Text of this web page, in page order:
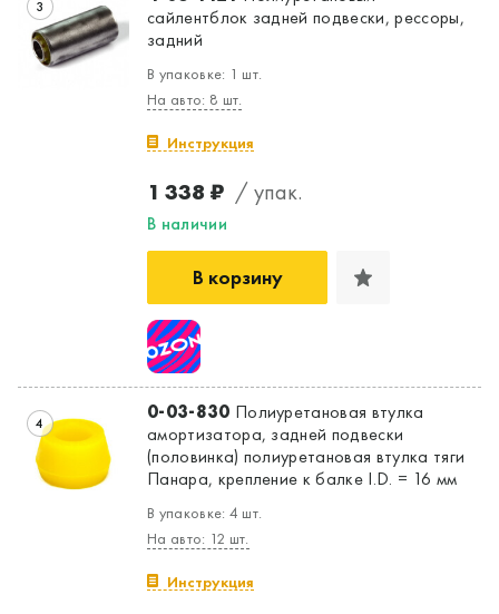
Да, верно
3
сайлентблок задней подвески, рессоры,
задний
В упаковке: 1 шт.
На авто: 8 шт.
Инструкция
1 338 ₽ / упак.
В наличии
В корзину
4 0-03-830 Полиуретановая втулка
амортизатора, задней подвески
(половинка) полиуретановая втулка тяги
Панара, крепление к балке I.D. = 16 мм
В упаковке: 4 шт.
На авто: 12 шт.
Инструкция